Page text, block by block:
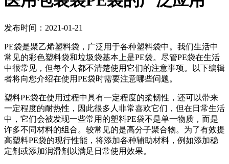
发布时间：2021-01-21
PE袋是聚乙烯塑料袋，广泛用于各种塑料袋中。我们生活中
常见的彩色塑料袋和垃圾袋基本上是PE袋。尽管PE袋在生活
中很常见，但每个人都不清楚使用它们的注意事项。以下编辑
者将向您介绍在使用PE袋时需要注意哪些问题。
塑料PE袋在使用过程中具有一定程度的柔韧性，还可以带来
一定程度的耐热性，因此很多人非常喜欢它们，但在日常生活
中，它们会被发现一些常用的塑料PE袋不是单一物质，而是
许多不同材料的组合。较常见的是高分子聚合物。为了有效提
高塑料PE袋的现行性能，将添加各种辅助材料，例如添加稳
定剂或添加润滑剂以满足日常使用效果。